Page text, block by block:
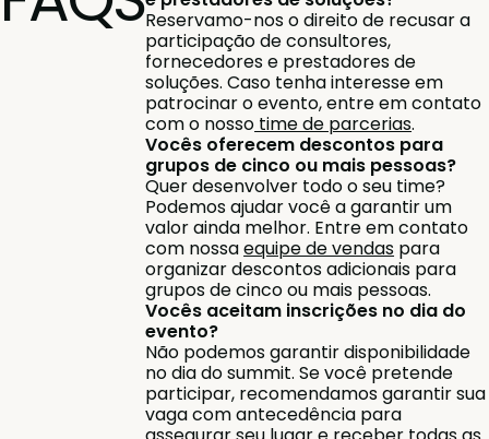
Reservamo-nos o direito de recusar a
participação de consultores,
fornecedores e prestadores de
soluções. Caso tenha interesse em
patrocinar o evento, entre em contato
com o nosso time de parcerias.
Vocês oferecem descontos para
grupos de cinco ou mais pessoas?
Quer desenvolver todo o seu time?
Podemos ajudar você a garantir um
valor ainda melhor. Entre em contato
com nossaequipe de vendas para
organizar descontos adicionais para
grupos de cinco ou mais pessoas.
Vocês aceitam inscrições no dia do
evento?
Não podemos garantir disponibilidade
no dia do summit. Se você pretende
participar, recomendamos garantir sua
vaga com antecedência para